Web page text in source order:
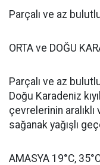
Parçalı ve az
ORTA ve DOĞU
Parçalı ve az
Doğu Karadeniz
çevrelerinin
sağanak yağışlı
AMASYA 19°C,